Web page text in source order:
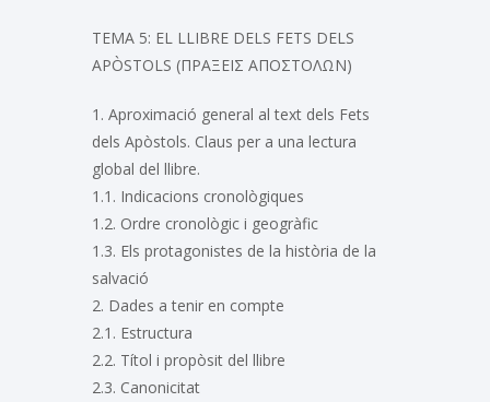
TEMA 5: EL LLIBRE DELS FETS DELS
APÒSTOLS (ΠΡΑΞΕΙΣ ΑΠΟΣΤΟΛΩΝ)
1. Aproximació general al text dels Fets
dels Apòstols. Claus per a una lectura
global del llibre.
1.1. Indicacions cronològiques
1.2. Ordre cronològic i geogràfic
1.3. Els protagonistes de la història de la
salvació
2. Dades a tenir en compte
2.1. Estructura
2.2. Títol i propòsit del llibre
2.3. Canonicitat